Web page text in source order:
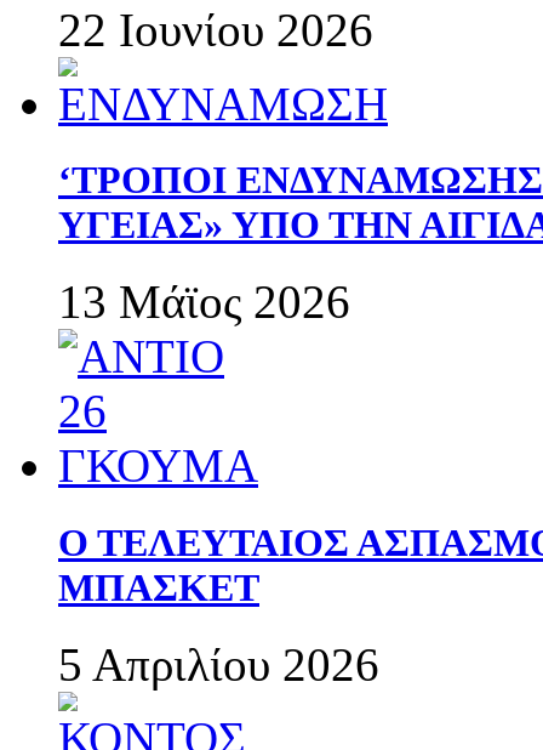
22 Ιουνίου 2026
‘ΤΡΟΠΟΙ
ΥΓΕΙΑΣ» ΥΠΟ ΤΗΝ
13 Μάϊος 2026
Ο ΤΕΛΕΥΤΑΙΟΣ
ΜΠΑΣΚΕΤ
5 Απριλίου 2026